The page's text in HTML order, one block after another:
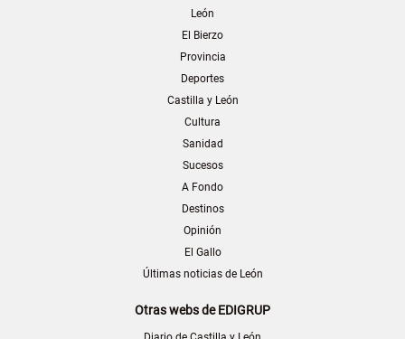
León
El Bierzo
Provincia
Deportes
Castilla y León
Cultura
Sanidad
Sucesos
A Fondo
Destinos
Opinión
El Gallo
Últimas noticias de León
Otras webs de EDIGRUP